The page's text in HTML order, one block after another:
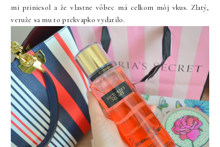
mi priniesol a že vlastne vôbec má celkom môj vkus. Zlatý,
veruže sa mu to prekvapko vydarilo.